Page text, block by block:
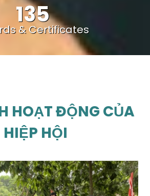
135
& Certificates
HOẠT ĐỘNG CỦA
HIỆP HỘI